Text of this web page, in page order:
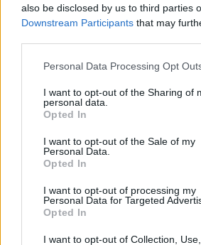
also be disclosed by us to third parties
Downstream Participants that may
Personal Data Processing Opt
I want to opt-out of the Sharing of
personal data.
Opted In
I want to opt-out of the Sale of my
Personal Data.
Opted In
I want to opt-out of processing my
Personal Data for Targeted
Opted In
I want to opt-out of Collection, Use,
νέο κυβερνητικό πρόγραμμα
της Νέας Δημοκρατίας
Κ.Χατζηδάκης: Στις επόμενες
εθνικές εκλογές θα ζητήσουμε
ψήφο ρεαλιστικής ελπίδας,